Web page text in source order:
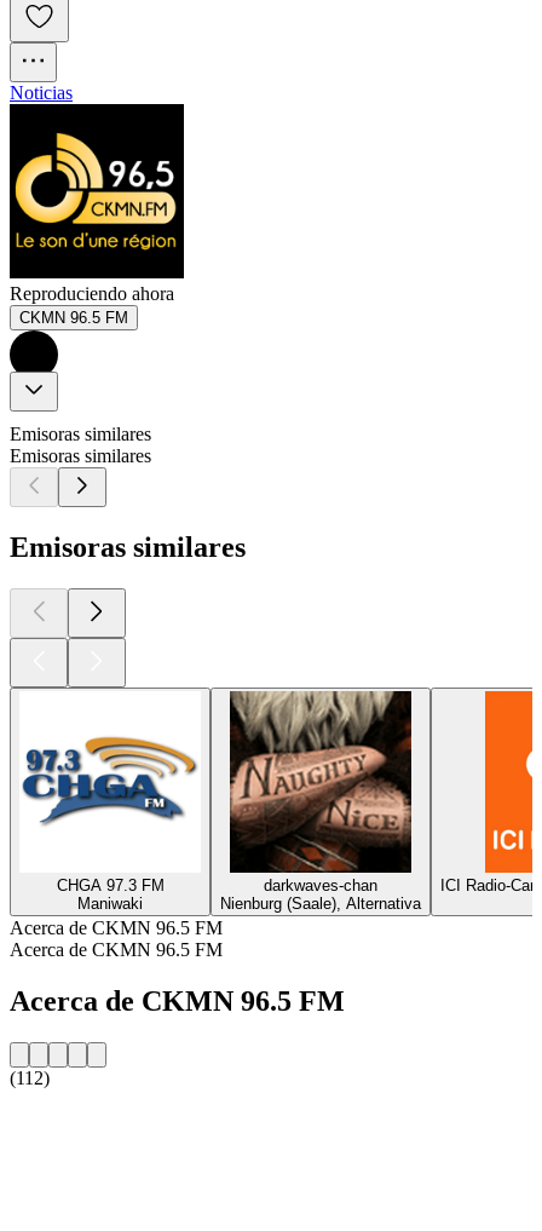
Noticias
Reproduciendo ahora
CKMN 96.5 FM
Emisoras similares
Emisoras similares
Emisoras similares
CHGA 97.3 FM
Maniwaki
darkwaves-chan
Nienburg (Saale), Alternativa
ICI Radio-
Acerca de CKMN 96.5 FM
Acerca de CKMN 96.5 FM
Acerca de CKMN 96.5 FM
(112)